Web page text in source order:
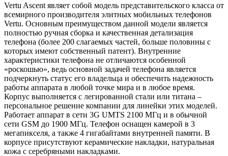
Vertu Ascent являет собой модель представительского класса от
всемирного производителя элитных мобильных телефонов
Vertu. Основным преимуществом данной модели является
полностью ручная сборка и качественная детализация
телефона (более 200 слагаемых частей, больше половины с
которых имеют собственный патент). Внутренние
характеристики телефона не отличаются особенной
«роскошью», ведь основной задачей телефона является
подчеркнуть статус его владельца и обеспечить надежность
работы аппарата в любой точке мира и в любое время.
Корпус выполняется с легированной стали или титана –
персональное решение компании для линейки этих моделей.
Работает аппарат в сети 3G UMTS 2100 МГц и в обычной
сети GSM до 1900 МГц. Телефон оснащен камерой в 3
мегапикселя, а также 4 гигабайтами внутренней памяти. В
корпусе присутствуют керамические накладки, натуральная
кожа с серебряными накладками.